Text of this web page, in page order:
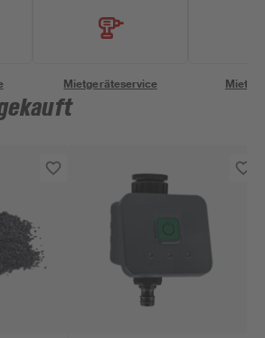
Mietgeräteservice